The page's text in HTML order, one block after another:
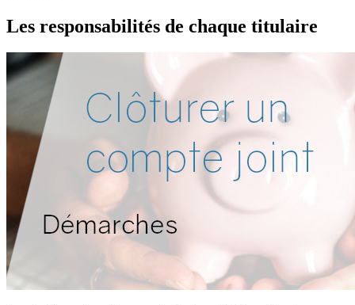
Les responsabilités de chaque titulaire